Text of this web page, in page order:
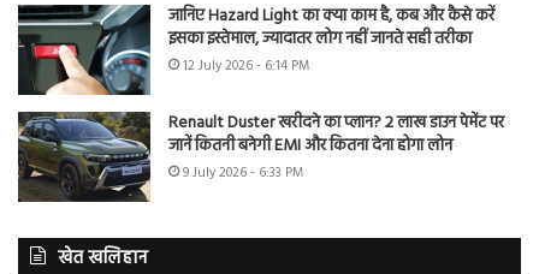
जानिए Hazard Light का क्या काम है, कब और कैसे करें
इसका इस्तेमाल, ज्यादातर लोग नहीं जानते सही तरीका
12 July 2026 - 6:14 PM
Renault Duster खरीदने का प्लान? 2 लाख डाउन पेमेंट पर
जानें कितनी बनेगी EMI और कितना देना होगा लोन
9 July 2026 - 6:33 PM
खेत खलिहान